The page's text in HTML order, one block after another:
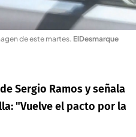
de este martes. ElDesmarque
Sergio Ramos y señala
"Vuelve el pacto por la